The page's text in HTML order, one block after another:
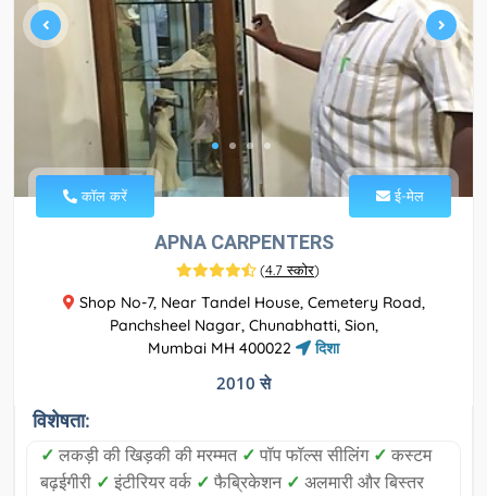
कॉल करें ई-मेल
APNA CARPENTERS
(4.7 स्कोर)
Shop No-7, Near Tandel House, Cemetery Road,
Panchsheel Nagar, Chunabhatti, Sion,
Mumbai MH 400022
दिशा
2010 से
विशेषता:
✓ लकड़ी की खिड़की की मरम्मत ✓ पॉप फॉल्स सीलिंग ✓ कस्टम
बढ़ईगीरी ✓ इंटीरियर वर्क ✓ फैब्रिकेशन ✓ अलमारी और बिस्तर